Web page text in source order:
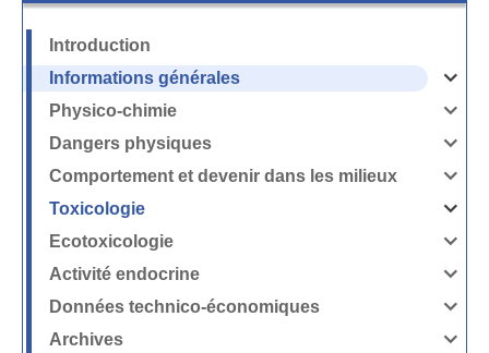
Introduction
Informations générales
Ouvrir
la
générales
Physico-chimie
Ouvrir
la
chimie
Dangers physiques
Ouvrir
la
Comportement et devenir dans les milieux
Ouvrir
la
et
les
milieux
Toxicologie
Ouvrir
la
Ecotoxicologie
Ouvrir
la
Activité endocrine
Ouvrir
la
endocrine
Données technico-économiques
Ouvrir
la
Archives
Ouvrir